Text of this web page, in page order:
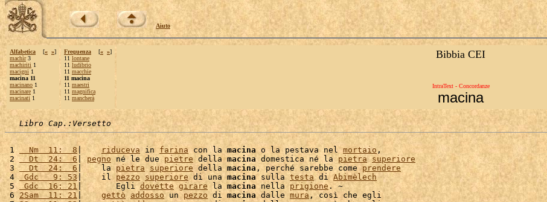
Aiuto
Alfabetica [« »]
machìr3
machiriti 1
macigni 1
macina 11
macinano 1
macinare 1
macinati 1
Frequenza [« »]
11 lontane
11 ludibrio
11 macchie
11 macina
11 maestri
11 magnifica
11 mancherà
Bibbia CEI
IntraText - Concordanze
macina
Libro Cap.:Versetto
1
  Nm  11:  8
| riduceva in farina con la macina o la pestava nel mortaio ,
2
  Dt  24:  6
| pegno né le due pietre della macina domestica né la pietra
superiore
3
  Dt  24:  6
|    la pietra superiore della macina , perché sarebbe come prendere
4
Gdc   9: 53|    il pezzo superiore di una macina sulla testa di Abimèlech
5 Gdc  16: 21 |       Egli dovette girare la macina nella prigione. ~
6 2Sam  11: 21 | gettò addosso un pezzo di macina dalle mura , così che egli